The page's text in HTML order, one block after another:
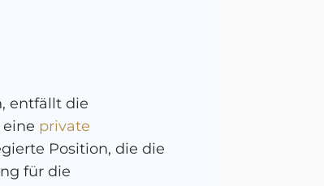
entfällt die
private
Position, die die
für die